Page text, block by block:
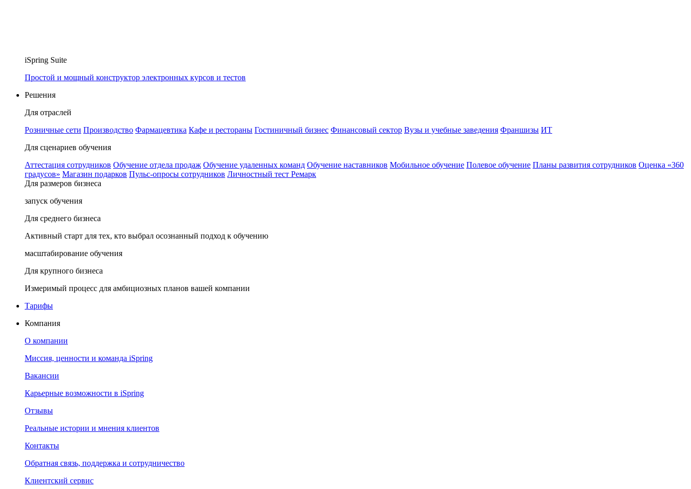
iSpring Suite
Простой и мощный конструктор электронных курсов и тестов
Решения
Для отраслей
Розничные сети Производство Фармацевтика Кафе и рестораны Гостиничный бизнес Финансовый сектор Вузы и учебные заведения Франшизы ИТ
Для сценариев обучения
Аттестация сотрудников Обучение отдела продаж Обучение удаленных команд Обучение наставников Мобильное обучение Полевое обучение Планы развития сотрудников Оценка «360
градусов» Магазин подарков Пульс-опросы сотрудников Личностный тест Ремарк
Для размеров бизнеса
запуск обучения
Для среднего бизнеса
Активный старт для тех, кто выбрал осознанный подход к обучению
масштабирование обучения
Для крупного бизнеса
Измеримый процесс для амбициозных планов вашей компании
Тарифы
Компания
О компании
Миссия, ценности и команда iSpring
Вакансии
Карьерные возможности в iSpring
Отзывы
Реальные истории и мнения клиентов
Контакты
Обратная связь, поддержка и сотрудничество
Клиентский сервис